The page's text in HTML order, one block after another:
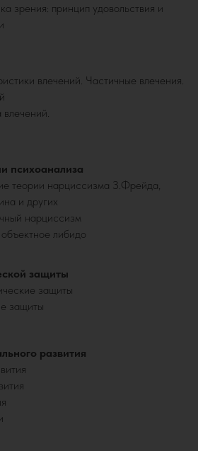
зрения: принцип удовольствия и
влечений. Частичные влечения.
психоанализа
теории нарциссизма З.Фрейда,
и других
нарциссизм
либидо
защиты
защиты
защиты
развития